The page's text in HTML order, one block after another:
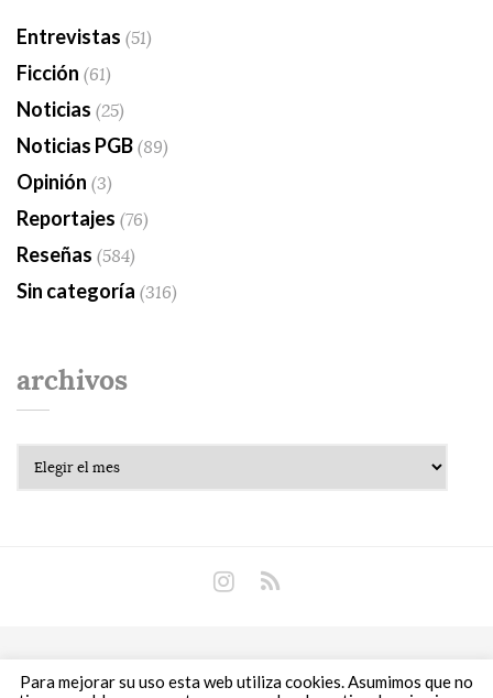
Entrevistas (51)
Ficción (61)
Noticias (25)
Noticias PGB(89)
Opinión (3)
Reportajes (76)
Reseñas (584)
Sin categoría (316)
archivos
Copyright © 2018 Libros Prohibidos •
Política de
Para mejorar su uso esta web utiliza cookies. Asumimos que no